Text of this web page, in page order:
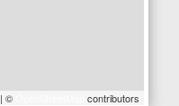
| © contributors